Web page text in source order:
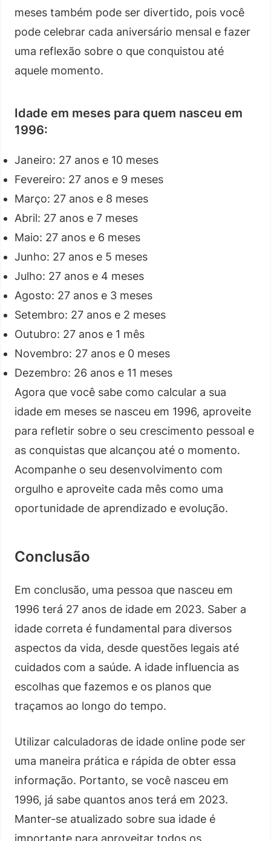
meses também pode ser divertido, pois você
pode celebrar cada aniversário mensal e fazer
uma reflexão sobre o que conquistou até
aquele momento.
Idade em meses para quem nasceu em
1996:
Janeiro: 27 anos e 10 meses
Fevereiro: 27 anos e 9 meses
Março: 27 anos e 8 meses
Abril: 27 anos e 7 meses
Maio: 27 anos e 6 meses
Junho: 27 anos e 5 meses
Julho: 27 anos e 4 meses
Agosto: 27 anos e 3 meses
Setembro: 27 anos e 2 meses
Outubro: 27 anos e 1 mês
Novembro: 27 anos e 0 meses
Dezembro: 26 anos e 11 meses
Agora que você sabe como calcular a sua
idade em meses se nasceu em 1996, aproveite
para refletir sobre o seu crescimento pessoal e
as conquistas que alcançou até o momento.
Acompanhe o seu desenvolvimento com
orgulho e aproveite cada mês como uma
oportunidade de aprendizado e evolução.
Conclusão
Em conclusão, uma pessoa que nasceu em
1996 terá 27 anos de idade em 2023. Saber a
idade correta é fundamental para diversos
aspectos da vida, desde questões legais até
cuidados com a saúde. A idade influencia as
escolhas que fazemos e os planos que
traçamos ao longo do tempo.
Utilizar calculadoras de idade online pode ser
uma maneira prática e rápida de obter essa
informação. Portanto, se você nasceu em
1996, já sabe quantos anos terá em 2023.
Manter-se atualizado sobre sua idade é